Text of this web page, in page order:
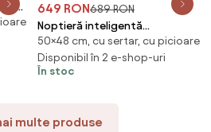
649 RON689 RON
Noptieră inteligentă
multifuncțională, 2 sertare cu
maner, blocare cu amprentă,
LED-uri tactile, 3 tipuri de
USB, sticla securizata, Alb/Auriu
50×48 cm, cu sertar, cu picioare
Disponibil în 2 e-shop-uri
În stoc
multe produse